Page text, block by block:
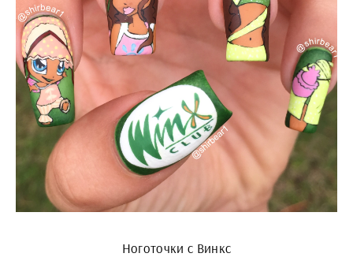
Ноготочки с Винкс